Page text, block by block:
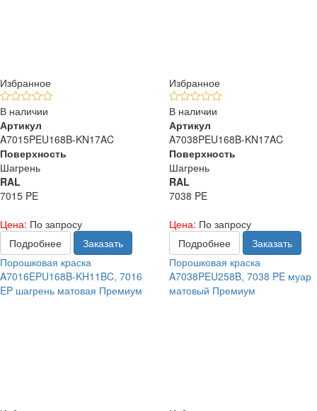
Избранное
В наличии
Артикул
A7015PEU168B-KN17AC
Поверхность
Шагрень
RAL
7015 PE
Цена: По запросу
Подробнее
Заказать
Избранное
В наличии
Артикул
A7038PEU168B-KN17AC
Поверхность
Шагрень
RAL
7038 PE
Цена: По запросу
Подробнее
Заказать
Порошковая краска
A7016EPU168B-KH11BC, 7016
EP шагрень матовая Премиум
Порошковая краска
A7038PEU258B, 7038 PE муар
матовый Премиум